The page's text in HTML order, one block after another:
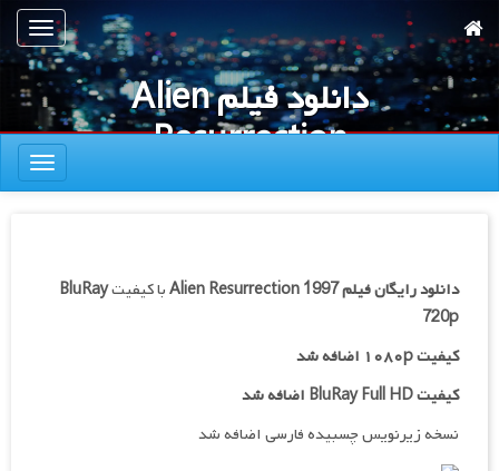
به
محتوای
اصلی
ناوبری
دانلود فیلم Alien
Resurrection
1997
ناوبری
دانلود رایگان فیلمAlien Resurrection 1997با کیفیتBluRay
720p
کیفیت ۱۰۸۰p اضافه شد
کیفیت BluRay Full HD اضافه شد
نسخه زیرنویس چسبیده فارسی اضافه شد